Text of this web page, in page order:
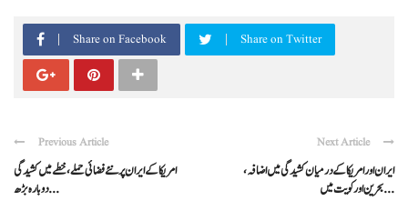
Share on Facebook Share on Twitter
Previous Article
امریکا کے ایران پر نئے فضائی حملے، خطے میں کشیدگی
دوبارہ بڑھ ...
Next Article
ایران اور امریکا کے درمیان کشیدگی میں اضافہ،
بحرین اور کویت میں ...